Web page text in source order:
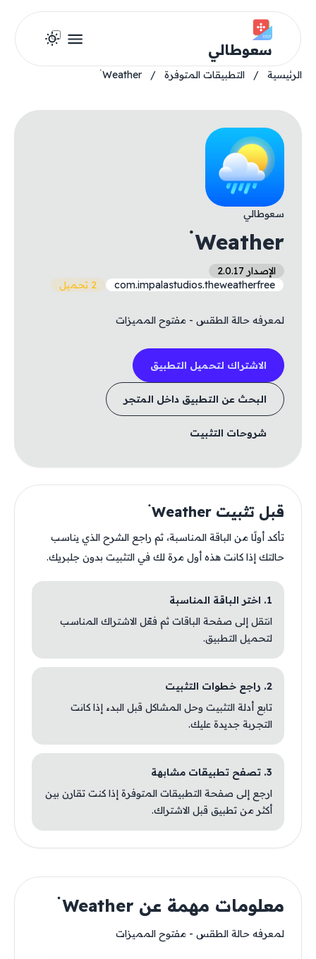
سعوطالي
الرئيسية / التطبيقات المتوفرة / Weather ۬
سعوطالي
Weather ۬
الإصدار 2.0.17
com.impalastudios.theweatherfree
2 تحميل
لمعرفه حالة الطقس - مفتوح المميزات
الاشتراك لتحميل التطبيق
البحث عن التطبيق داخل المتجر
شروحات التثبيت
قبل تثبيت Weather ۬
تأكد أولًا من الباقة المناسبة، ثم راجع الشرح الذي يناسب
حالتك إذا كانت هذه أول مرة لك في التثبيت بدون جلبريك.
1. اختر الباقة المناسبة
انتقل إلى صفحة الباقات ثم فعّل الاشتراك المناسب
لتحميل التطبيق.
2. راجع خطوات التثبيت
تابع أدلة التثبيت وحل المشاكل قبل البدء إذا كانت
التجربة جديدة عليك.
3. تصفح تطبيقات مشابهة
ارجع إلى صفحة التطبيقات المتوفرة إذا كنت تقارن بين
أكثر من تطبيق قبل الاشتراك.
معلومات مهمة عن Weather ۬
لمعرفه حالة الطقس - مفتوح المميزات